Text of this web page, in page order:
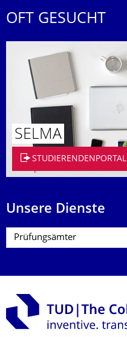
OFT GESUCHT
SELMA
STUDIERENDENPORTAL
Unsere Dienste